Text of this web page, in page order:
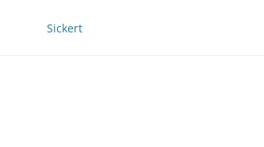
Sickert